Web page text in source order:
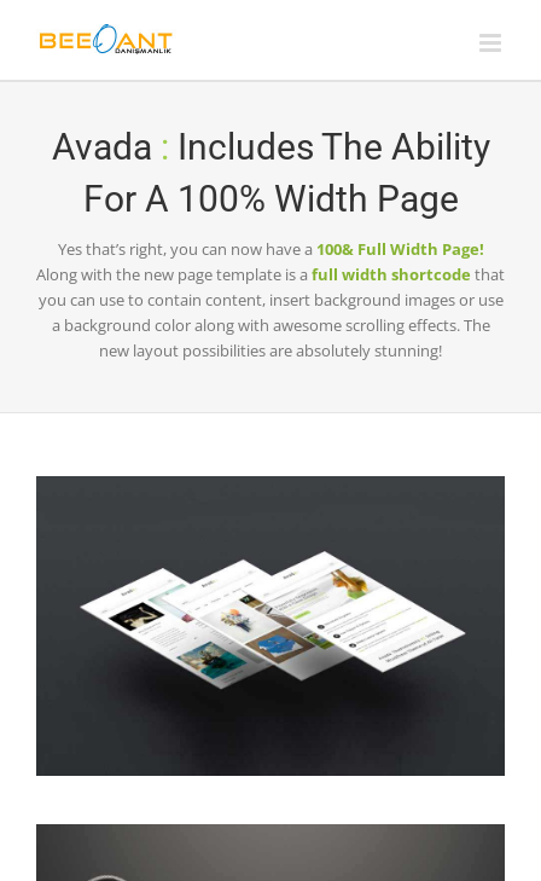
Avada : Includes The Ability
For A 100% Width Page
Yes that’s right, you can now have a 100& Full Width Page!
Along with the new page template is a full width shortcodethat
you can use to contain content, insert background images or use
a background color along with awesome scrolling effects. The
new layout possibilities are absolutely stunning!